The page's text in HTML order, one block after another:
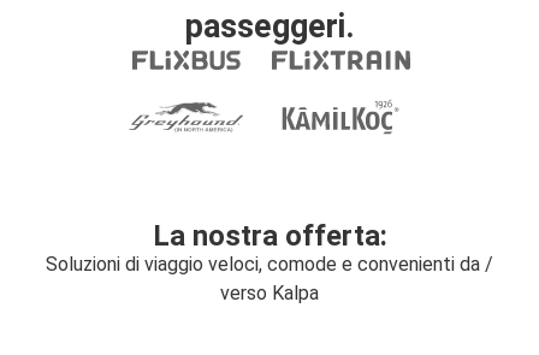
passeggeri.
La nostra offerta:
Soluzioni di viaggio veloci, comode e convenienti da /
verso Kalpa